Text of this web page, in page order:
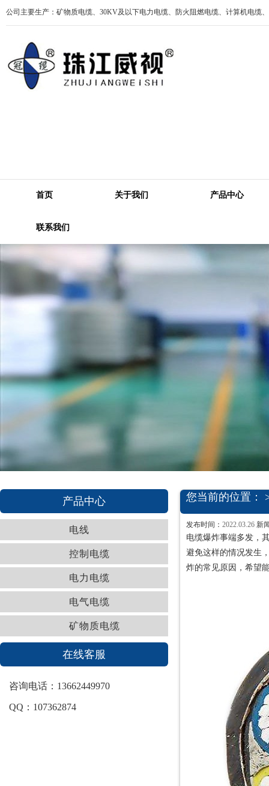
公司主要生产：矿物质电缆、30KV及以下电力电缆、防火阻燃电缆、计算机电缆
首页 关于我们 产品中心
联系我们
产品中心
电线
控制电缆
电力电缆
电气电缆
矿物质电缆
在线客服
咨询电话：13662449970
QQ：107362874
您当前的位置：
发布时间： 2022.03.26 新
电缆爆炸事端多发，
避免这样的情况发生
炸的常见原因，希望